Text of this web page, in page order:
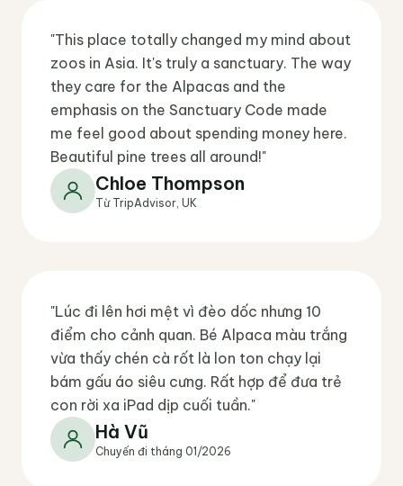
"This place totally changed my mind about
zoos in Asia. It's truly a sanctuary. The way
they care for the Alpacas and the
emphasis on the Sanctuary Code made
me feel good about spending money here.
Beautiful pine trees all around!"
Chloe Thompson
Từ TripAdvisor, UK
"Lúc đi lên hơi mệt vì đèo dốc nhưng 10
điểm cho cảnh quan. Bé Alpaca màu trắng
vừa thấy chén cà rốt là lon ton chạy lại
bám gấu áo siêu cưng. Rất hợp để đưa trẻ
con rời xa iPad dịp cuối tuần."
Hà Vũ
Chuyến đi tháng 01/2026